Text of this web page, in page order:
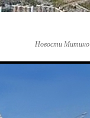
Новости Митино